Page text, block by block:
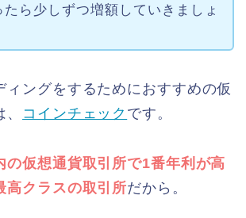
たら少しずつ増額していきましょ
ィングをするためにおすすめの仮
コインチェック です。
の仮想通貨取引所で1番年利が高
高クラスの取引所だから。